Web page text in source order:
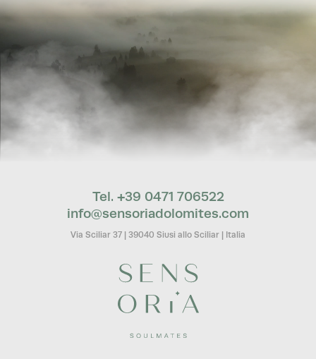
Tel. +39 0471 706522
info@sensoriadolomites.com
Via Sciliar 37 | 39040 Siusi allo Sciliar | Italia